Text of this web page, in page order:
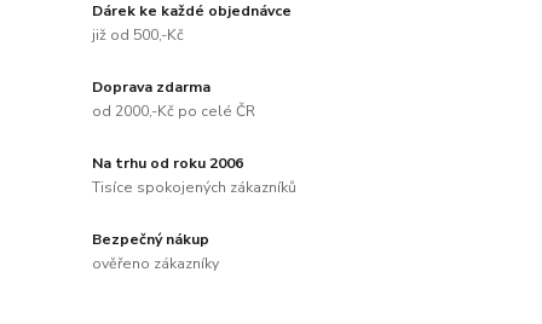
Dárek ke každé objednávce
již od 500,-Kč
Doprava zdarma
od 2000,-Kč po celé ČR
Na trhu od roku 2006
Tisíce spokojených zákazníků
Bezpečný nákup
ověřeno zákazníky